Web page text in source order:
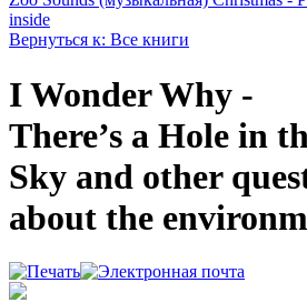
inside
Вернуться к: Все книги
I Wonder Why -
There’s a Hole in
Sky and other
about the